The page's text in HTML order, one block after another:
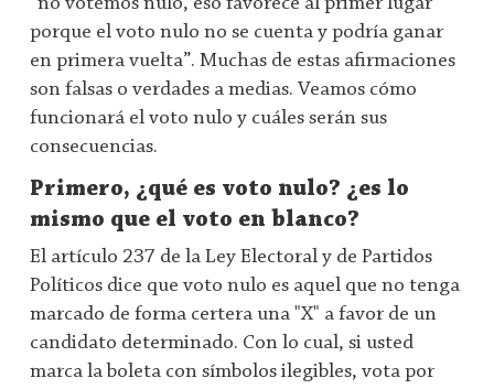
porque el voto nulo no se cuenta y podría ganar
en primera vuelta”. Muchas de estas afirmaciones
son falsas o verdades a medias. Veamos cómo
funcionará el voto nulo y cuáles serán sus
consecuencias.
Primero, ¿qué es voto nulo? ¿es lo
mismo que el voto en blanco?
El artículo 237 de la Ley Electoral y de Partidos
Políticos dice que voto nulo es aquel que no tenga
marcado de forma certera una "X" a favor de un
candidato determinado. Con lo cual, si usted
marca la boleta con símbolos ilegibles, vota por